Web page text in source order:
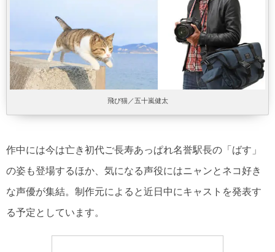
飛び猫／五十嵐健太
作中には今は亡き初代ご長寿あっぱれ名誉駅長の「ばす」
の姿も登場するほか、気になる声役にはニャンとネコ好き
な声優が集結。制作元によると近日中にキャストを発表す
る予定としています。